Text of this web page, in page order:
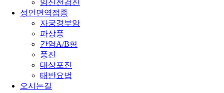
임신전검진
성인면역접종
자궁경부암
파상풍
간염A/B형
풍진
대상포진
태반요법
오시는길